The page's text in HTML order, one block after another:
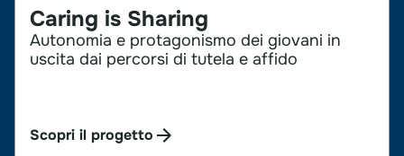
Caring is Sharing
Autonomia e protagonismo dei giovani in
uscita dai percorsi di tutela e affido
Scopri il progetto